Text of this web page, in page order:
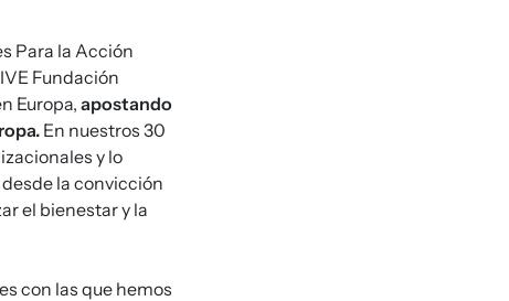
Para la Acción
Fundación
Europa, apostando
En nuestros 30
y lo
la convicción
el bienestar y la
con las que hemos